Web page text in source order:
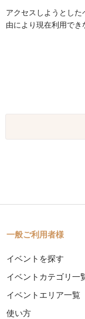
アクセスしようとし
由により現在利用で
一般ご利用者様
イベントを探す
イベントカテゴリ一
イベントエリア一覧
使い方